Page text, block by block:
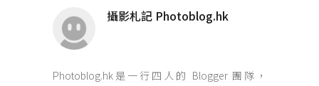
攝影札記 Photoblog.hk
Photoblog.hk是一行四人的 Blogger 團隊，